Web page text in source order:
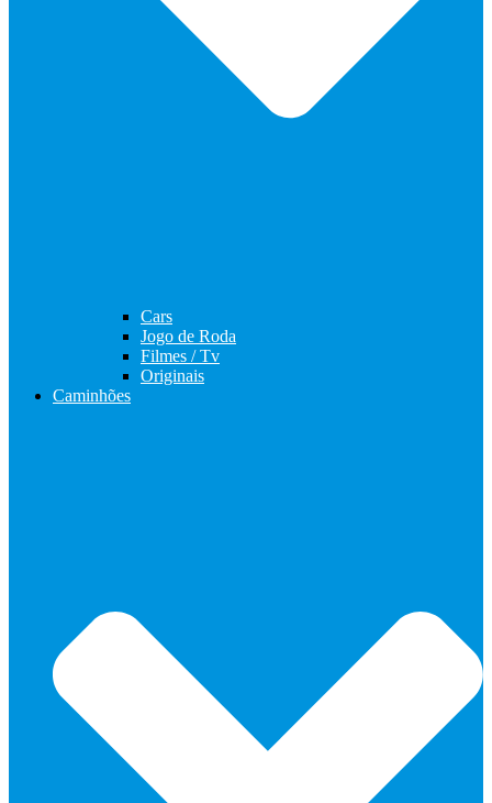
Cars
Jogo de Roda
Filmes / Tv
Originais
Caminhões